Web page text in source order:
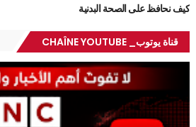
كيف نحافظ على الصحة البدنية
قناة يوتوب_ CHAÎNE YOUTUBE